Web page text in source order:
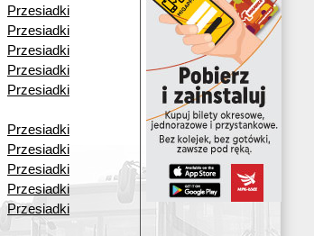
Przesiadki
Przesiadki
Przesiadki
Przesiadki
Przesiadki
Przesiadki
Przesiadki
Przesiadki
Przesiadki
Przesiadki